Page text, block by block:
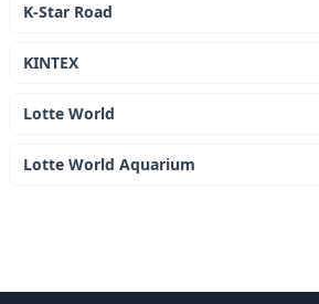
K-Star Road
KINTEX
Lotte World
Lotte World Aquarium